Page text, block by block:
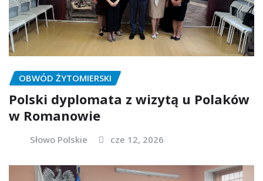
OBWÓD ŻYTOMIERSKI
Polski dyplomata z wizytą u Polaków
w Romanowie
Słowo Polskie cze 12, 2026